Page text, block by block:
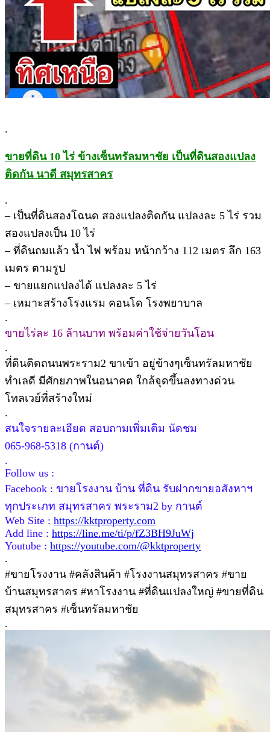
.
ขายที่ดิน 10 ไร่ ข้างเซ็นทรัลมหาชัย เป็นที่ดินสองแปลง
ติดกัน นาดี สมุทรสาคร
.
– เป็นที่ดินสองโฉนด สองแปลงติดกัน แปลงละ 5 ไร่ รวม
สองแปลงเป็น 10 ไร่
– ที่ดินถมแล้ว น้ำ ไฟ พร้อม หน้ากว้าง 112 เมตร ลึก 163
เมตร ตามรูป
– ขายแยกแปลงได้ แปลงละ 5 ไร่
– เหมาะสร้างโรงแรม คอนโด โรงพยาบาล
.
ขายไร่ละ 16 ล้านบาท พร้อมค่าใช้จ่ายวันโอน
.
ที่ดินติดถนนพระราม2 ขาเข้า อยู่ข้างๆเซ็นทรัลมหาชัย
ทำเลดี มีศักยภาพในอนาคต ใกล้จุดขึ้นลงทางด่วน
โทลเวย์ที่สร้างใหม่
.
สนใจรายละเอียด สอบถามเพิ่มเติม นัดชม
065-968-5318 (กานต์)
.
Follow us :
Facebook : ขายโรงงาน บ้าน ที่ดิน รับฝากขายอสังหาฯ
ทุกประเภท สมุทรสาคร พระราม2 by กานต์
Web Site : https://kktproperty.com
Add line : https://line.me/ti/p/fZ3BH9JuWj
Youtube : https://youtube.com/@kktproperty
.
#ขายโรงงาน #คลังสินค้า #โรงงานสมุทรสาคร #ขาย
บ้านสมุทรสาคร #หาโรงงาน #ที่ดินแปลงใหญ่ #ขายที่ดิน
สมุทรสาคร #เซ็นทรัลมหาชัย
.